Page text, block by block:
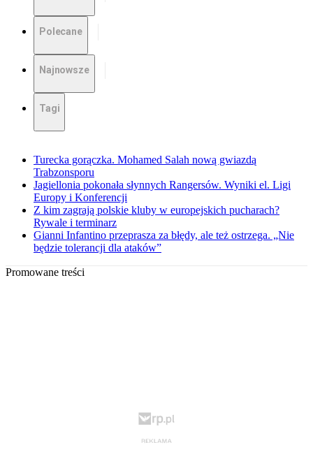
Polecane
Najnowsze
Tagi
Turecka gorączka. Mohamed Salah nową gwiazdą
Trabzonsporu
Jagiellonia pokonała słynnych Rangersów. Wyniki el. Ligi
Europy i Konferencji
Z kim zagrają polskie kluby w europejskich pucharach?
Rywale i terminarz
Gianni Infantino przeprasza za błędy, ale też ostrzega. „Nie
będzie tolerancji dla ataków”
Promowane treści